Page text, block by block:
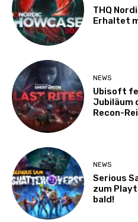
THQ
Erhaltet
NEWS
Ubisoft
Jubiläum
Recon-
NEWS
Serious
zum
bald!